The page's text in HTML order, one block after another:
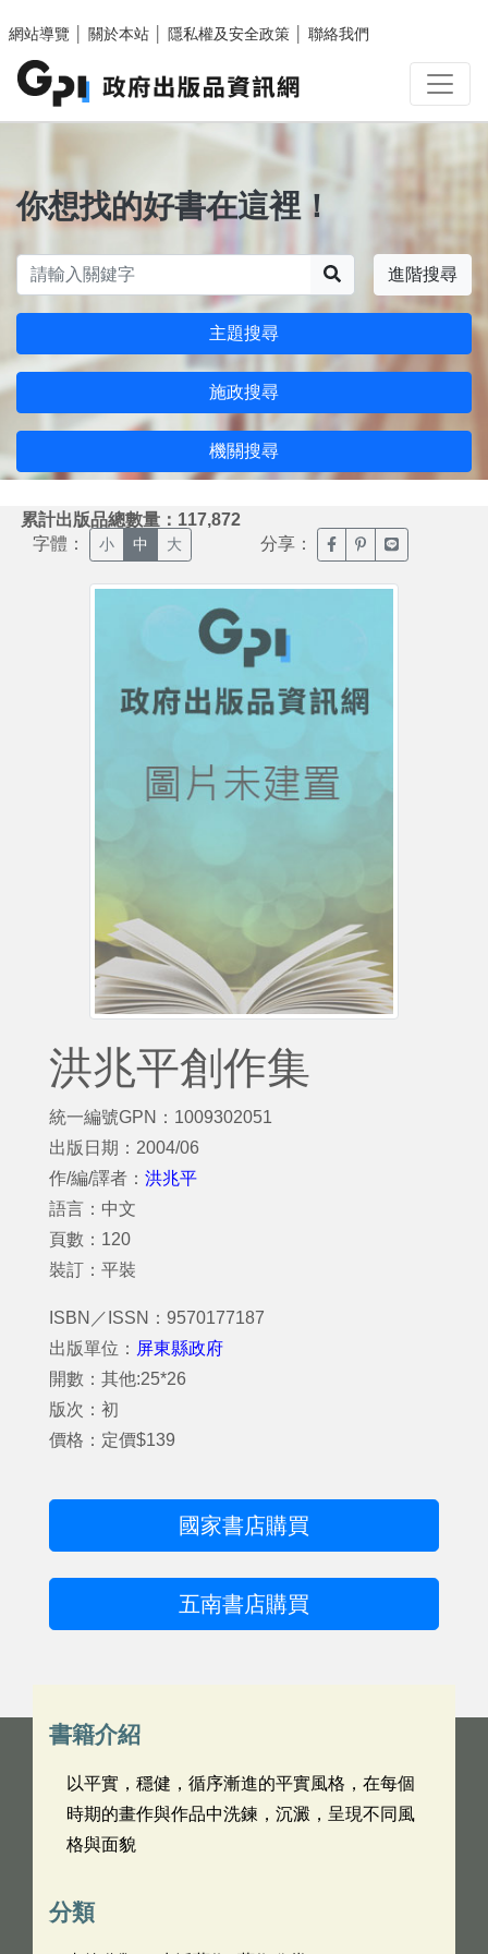
網站導覽
關於本站 隱私權及安全政策 聯絡我們
你想找的好書在這裡！
進階搜尋
主題搜尋
施政搜尋
機關搜尋
累計出版品總數量：117,872
字體： 小 中 大 分享： 臉書分享(另開新視窗)
噗浪分享(另開新
Line分享(另
洪兆平創作集
統一編號GPN：1009302051
出版日期：2004/06
作/編/譯者： 洪兆平
語言：中文
頁數：120
裝訂：平裝
ISBN／ISSN：9570177187
出版單位： 屏東縣政府
開數：其他:25*26
版次：初
價格：定價$139
國家書店購買
五南書店購買
書籍介紹
以平實，穩健，循序漸進的平實風格，在每個
時期的畫作與作品中洗鍊，沉澱，呈現不同風
格與面貌
分類